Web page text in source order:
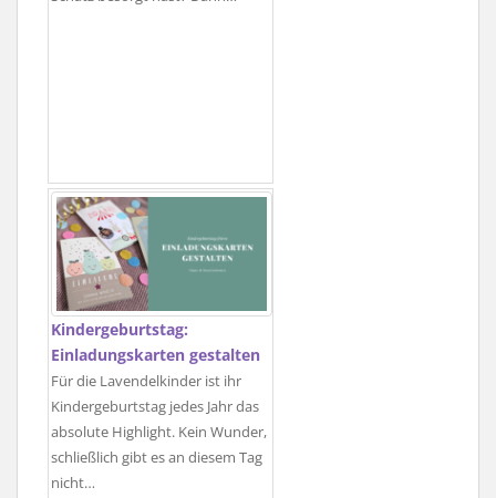
Kindergeburtstag:
Einladungskarten gestalten
Für die Lavendelkinder ist ihr
Kindergeburtstag jedes Jahr das
absolute Highlight. Kein Wunder,
schließlich gibt es an diesem Tag
nicht…